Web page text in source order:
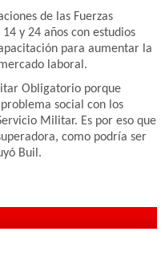
de las Fuerzas
y 24 años con estudios
para aumentar la
laboral.
Obligatorio porque
social con los
Militar. Es por eso que
como podría ser
Buil.